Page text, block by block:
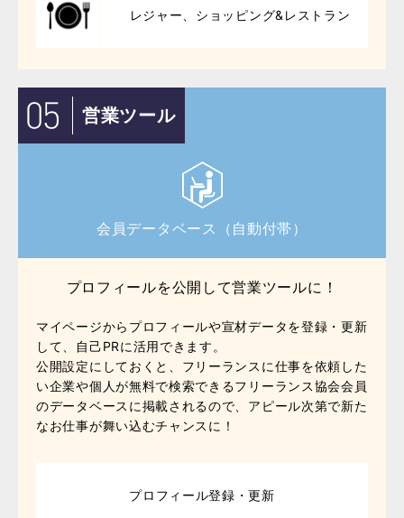
レジャー、ショッピング&レストラン
営業ツール
会員データベース（自動付帯）
プロフィールを公開して営業ツールに！
マイページからプロフィールや宣材データを登録・更新
して、自己PRに活用できます。
公開設定にしておくと、フリーランスに仕事を依頼した
い企業や個人が無料で検索できるフリーランス協会会員
のデータベースに掲載されるので、アピール次第で新た
なお仕事が舞い込むチャンスに！
プロフィール登録・更新